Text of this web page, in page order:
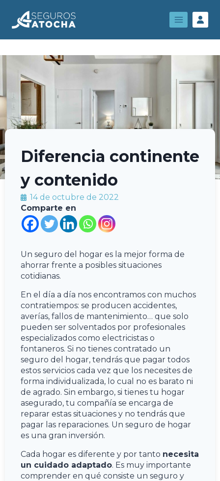
Diferencia continente
y contenido
14 de octubre de 2022
Comparte en
Un seguro del hogar es la mejor forma de
ahorrar frente a posibles situaciones
cotidianas.
En el día a día nos encontramos con muchos
contratiempos: se producen accidentes,
averías, fallos de mantenimiento… que solo
pueden ser solventados por profesionales
especializados como electricistas o
fontaneros. Si no tienes contratado un
seguro del hogar, tendrás que pagar todos
estos servicios cada vez que los necesites de
forma individualizada, lo cual no es barato ni
de agrado. Sin embargo, si tienes tu hogar
asegurado, tu compañía se encarga de
reparar estas situaciones y no tendrás que
pagar las reparaciones. Un seguro de hogar
es una gran inversión.
Cada hogar es diferente y por tanto necesita
un cuidado adaptado. Es muy importante
comprender en qué consiste un seguro y